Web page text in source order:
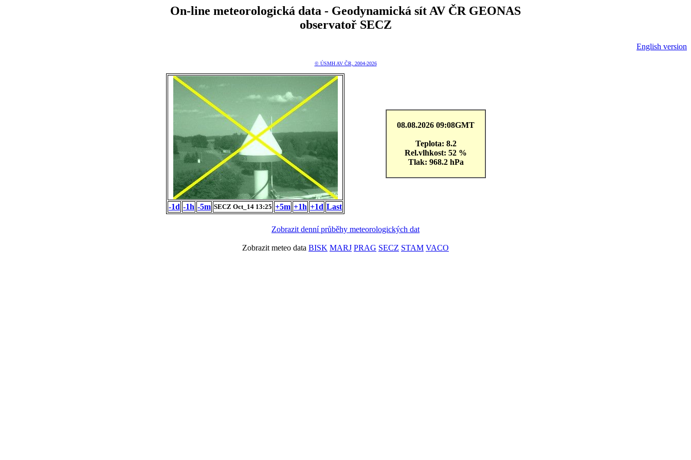
On-line meteorologická data - Geodynamická sít AV ČR GEONAS
observatoř SECZ
English version
© ÚSMH AV ČR, 2004-2026
-1d -1h -5m SECZ Oct_14 13:25 +5m +1h +1d Last
08.08.2026 09:08GMT
Teplota: 8.2
Rel.vlhkost: 52 %
Tlak: 968.2 hPa
Zobrazit denní průběhy meteorologických dat
Zobrazit meteo data BISK MARJ PRAG SECZ STAM VACO